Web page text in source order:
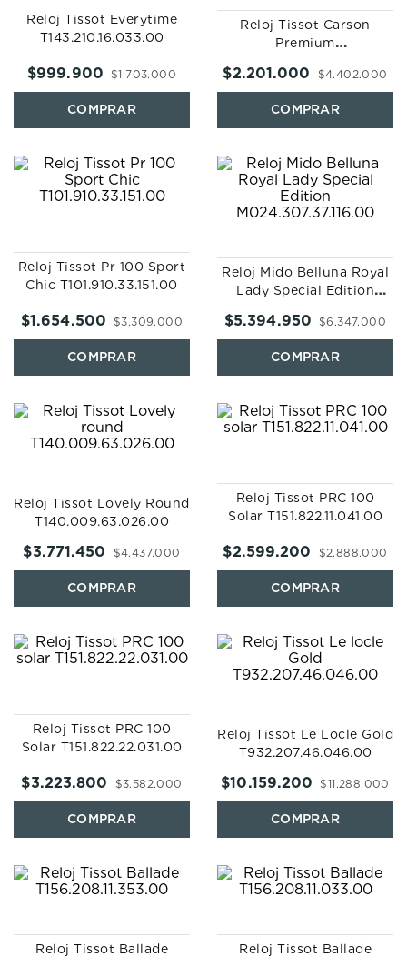
Reloj Tissot Everytime
T143.210.16.033.00
$1 .703.000
$999.900
Reloj Tissot Carson
Premium
$4.402.000
$2.201.000
Reloj Tissot Pr 100 Sport
Chic T101.910.33.151.00
$3.309.000
$1.654.500
Reloj Mido Belluna Royal
Lady Special Edition
$6 .347.000
$5.394.950
Reloj Tissot Lovely Round
T140.009.63.026.00
$4.437.000
$3.771.450
Reloj Tissot PRC 100
Solar T151.822.11.041.00
$2.888.000
$2.599.200
Reloj Tissot PRC 100
Solar T151.822.22.031.00
$3.582.000
$3.223.800
Reloj Tissot Le Locle Gold
T932.207.46.046.00
$11 .288.000
$10.159.200
Reloj Tissot Ballade Reloj Tissot Ballade